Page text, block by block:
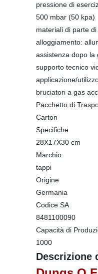
pressione di
500 mbar (50 kpa)
materiali di parte
alloggiamento:
assistenza dopo la
supporto tecnico
applicazione/
bruciatori a gas
Pacchetto di
Carton
Specifiche
28X17X30 cm
Marchio
tappi
Origine
Germania
Codice SA
8481100090
Capacità di
1000
Descrizione